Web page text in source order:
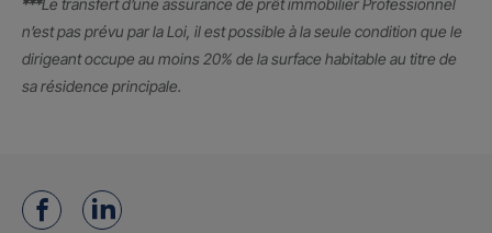
***Le transfert d’une assurance de prêt immobilier Professionnel
n’est pas prévu par la Loi, il est possible à la seule condition que le
dirigeant occupe au moins 20% de la surface habitable au titre de
sa résidence principale.